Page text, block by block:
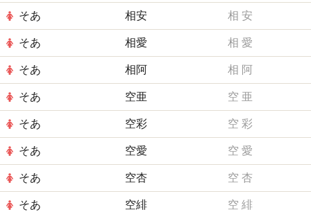
そあ 相安 相 安
そあ 相愛 相 愛
そあ 相阿 相 阿
そあ 空亜 空 亜
そあ 空彩 空 彩
そあ 空愛 空 愛
そあ 空杏 空 杏
そあ 空緋 空 緋